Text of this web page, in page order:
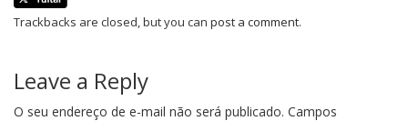
Trackbacks are closed, but you can post a comment.
Leave a Reply
O seu endereço de e-mail não será publicado. Campos